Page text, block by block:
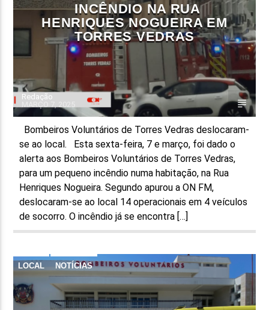
INCÊNDIO NA RUA
HENRIQUES NOGUEIRA EM
TORRES VEDRAS
Redação
Bombeiros Voluntários de Torres Vedras deslocaram-
se ao local. Esta sexta-feira, 7 e março, foi dado o
alerta aos Bombeiros Voluntários de Torres Vedras,
para um pequeno incêndio numa habitação, na Rua
Henriques Nogueira. Segundo apurou a ON FM,
deslocaram-se ao local 14 operacionais em 4 veículos
de socorro. O incêndio já se encontra […]
LOCAL NOTÍCIAS